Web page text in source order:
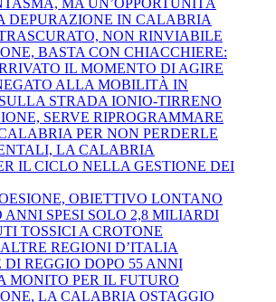
MA UN’OPPORTUNITÀ
DEPURAZIONE IN CALABRIA
NON RINVIABILE
BASTA CON CHIACCHIERE:
IL MOMENTO DI AGIRE
ALLA MOBILITÀ IN
STRADA IONIO-TIRRENO
SERVE RIPROGRAMMARE
PER NON PERDERLE
LA CALABRIA
IL CICLO NELLA GESTIONE DEI
OBIETTIVO LONTANO
ANNI SPESI SOLO 2,8 MILIARDI
TOSSICI A CROTONE
REGIONI D’ITALIA
REGGIO DOPO 55 ANNI
MONITO PER IL FUTURO
LA CALABRIA OSTAGGIO